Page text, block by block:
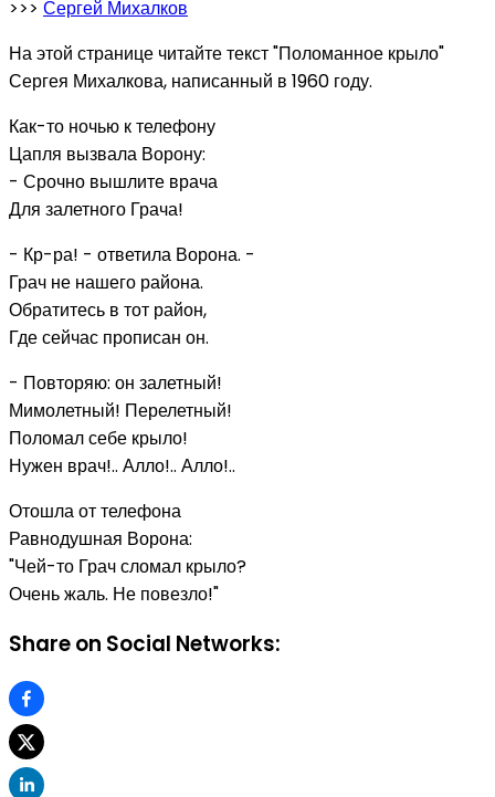
>>> Сергей Михалков
На этой странице читайте текст "Поломанное крыло"
Сергея Михалкова, написанный в 1960 году.
Как-то ночью к телефону
Цапля вызвала Ворону:
- Срочно вышлите врача
Для залетного Грача!
- Кр-ра! - ответила Ворона. -
Грач не нашего района.
Обратитесь в тот район,
Где сейчас прописан он.
- Повторяю: он залетный!
Мимолетный! Перелетный!
Поломал себе крыло!
Нужен врач!.. Алло!.. Алло!..
Отошла от телефона
Равнодушная Ворона:
"Чей-то Грач сломал крыло?
Очень жаль. Не повезло!"
Share on Social Networks: